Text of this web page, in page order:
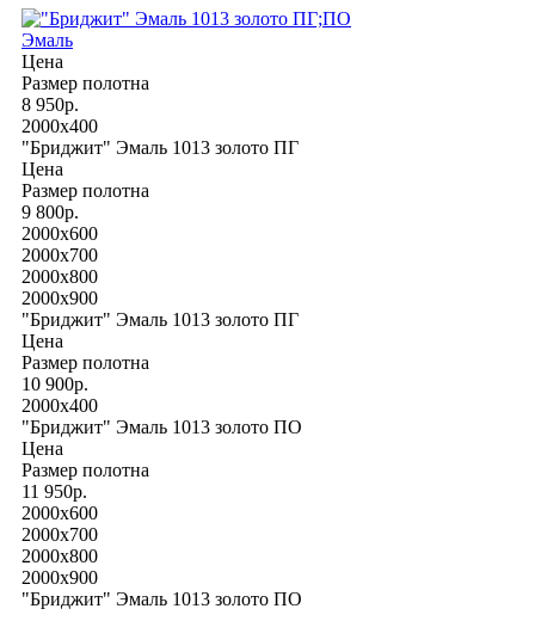
Эмаль
Цена
Размер полотна
8 950р.
2000x400
"Бриджит" Эмаль 1013 золото ПГ
Цена
Размер полотна
9 800р.
2000x600
2000x700
2000x800
2000x900
"Бриджит" Эмаль 1013 золото ПГ
Цена
Размер полотна
10 900р.
2000x400
"Бриджит" Эмаль 1013 золото ПО
Цена
Размер полотна
11 950р.
2000x600
2000x700
2000x800
2000x900
"Бриджит" Эмаль 1013 золото ПО